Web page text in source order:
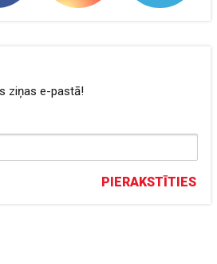
ziņas e-pastā!
PIERAKSTĪTIES